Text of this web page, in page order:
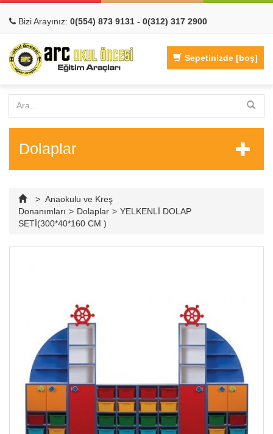
Bizi Arayınız: 0(554) 873 9131 - 0(312) 317 2900
Sepetinizde [boş]
Dolaplar
> Anaokulu ve Kreş
Donanımları > Dolaplar > YELKENLİ DOLAP
SETİ(300*40*160 CM )